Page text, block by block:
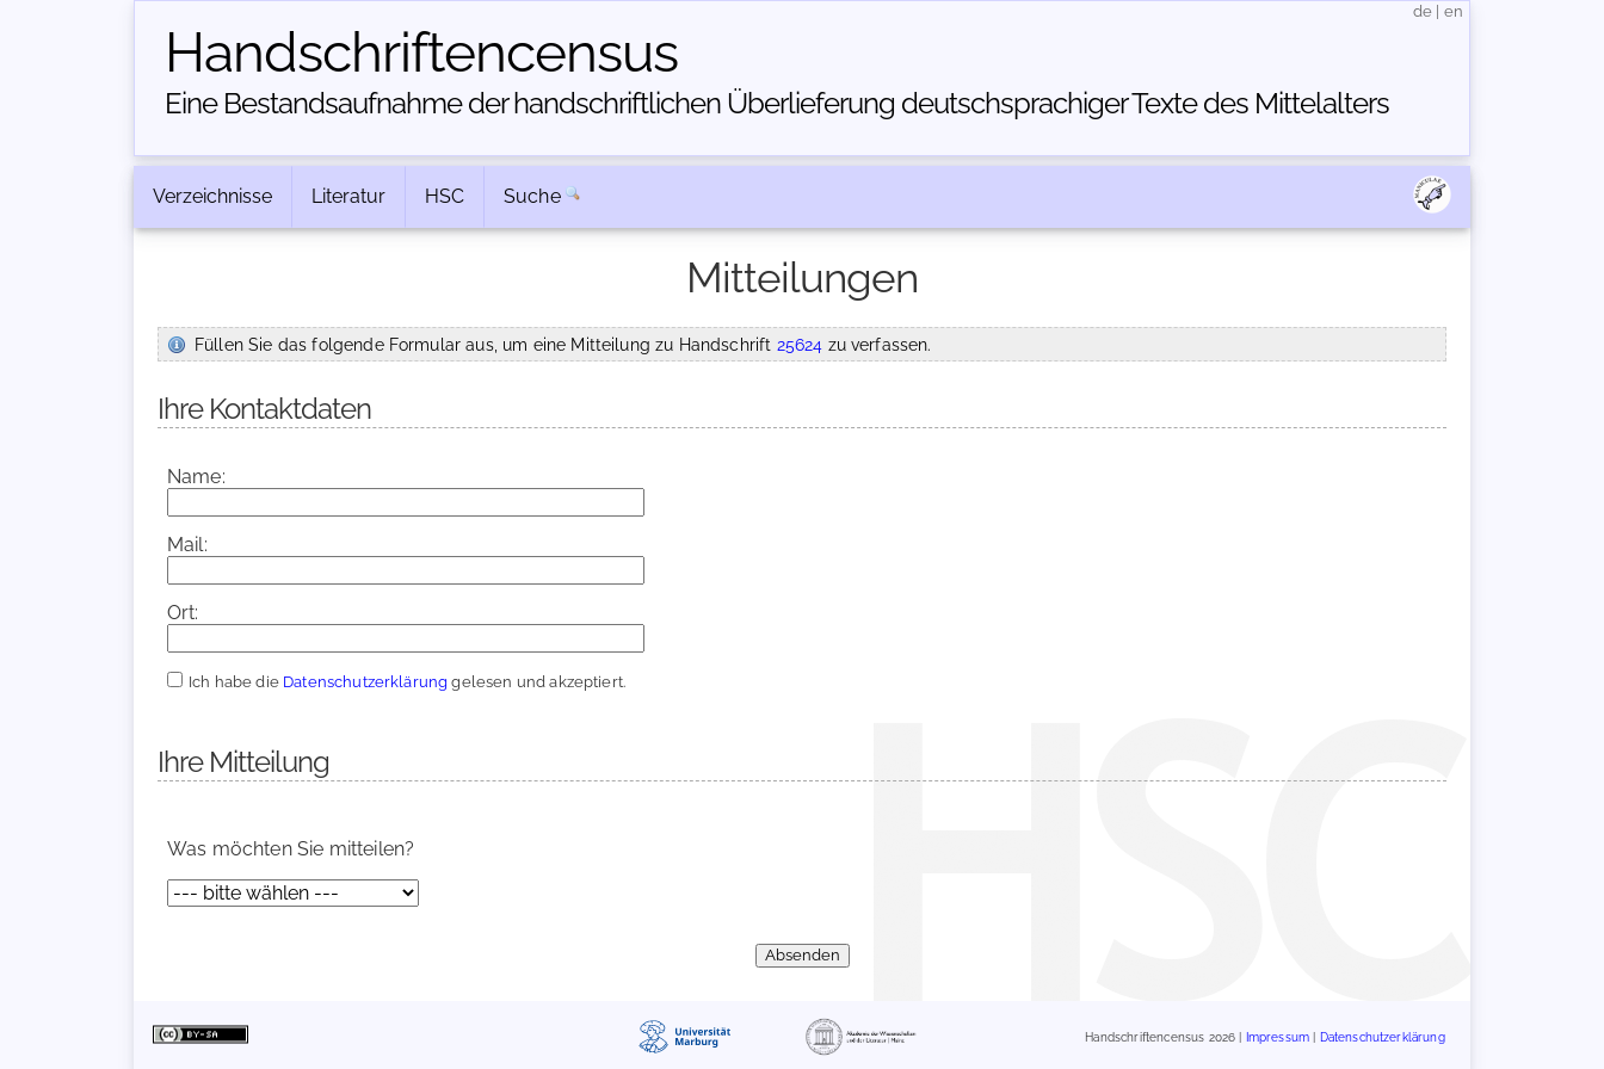
Handschriften­census
Eine Bestandsaufnahme der handschriftlichen Über­lieferung deutschsprachiger Texte des Mittelalters
de en
Verzeichnisse Literatur HSC Suche
Mitteilungen
Füllen Sie das folgende Formular aus, um eine Mitteilung zu Handschrift 25624 zu verfassen.
Ihre Kontaktdaten
Name:
Mail:
Ort:
Ich habe die Datenschutzerklärung gelesen und akzeptiert.
Ihre Mitteilung
Was möchten Sie mitteilen?
Handschriftencensus 2026 | Impressum Datenschutzerklärung